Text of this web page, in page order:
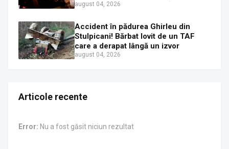
august 04, 2026
Accident în pădurea Ghirleu din
Stulpicani! Bărbat lovit de un TAF
care a derapat lângă un izvor
august 04, 2026
Articole recente
Error: Nu a fost găsit niciun rezultat